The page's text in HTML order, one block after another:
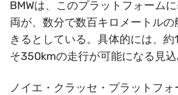
BMWは、このプラットフォーム
両が、数分で数百キロメートル
きるとしている。具体的には、約
そ350kmの走行が可能になる見込
ノイエ・クラッセ・プラットフ